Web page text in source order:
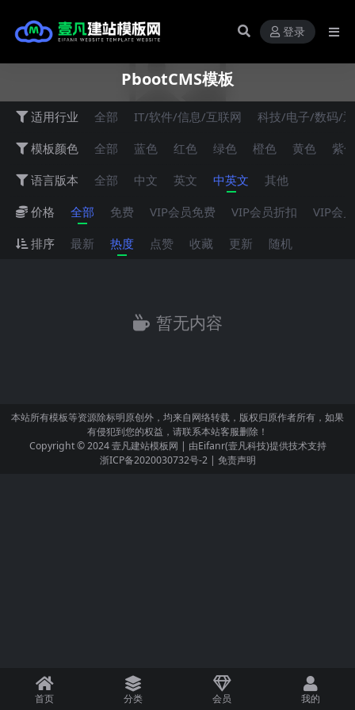
登录
PbootCMS模板
适用行业 全部 IT/软件/信息/互联网
科技/电子/数码/
模板颜色
全部 蓝色 红色 绿色 橙色 黄色
紫色
语言版本
全部 中文 英文 中英文
其他
价格
全部 免费 VIP会员免费 VIP会员折扣
VIP会
排序
最新 热度 点赞 收藏 更新 随机
暂无内容
本站所有模板等资源除标明原创外，均来自网络转载，版权归原作者所有，如果
有侵犯到您的权益，请联系本站客服删除！
Copyright © 2024壹凡建站模板网 | 由Eifanr(壹凡科技)提供技术支持
浙ICP备2020030732号-2| 免责声明
首页 分类 会员 我的